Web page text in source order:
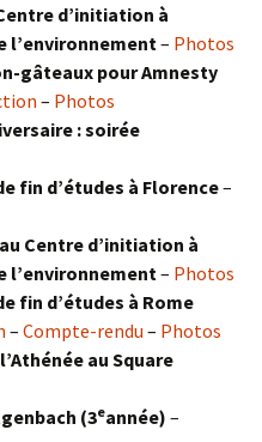
d’initiation à
l’environnement – Photos
gâteaux pour Amnesty
– Photos
: soirée
fin d’études à Florence–
Centre d’initiation à
l’environnement – Photos
fin d’études à Rome
– Compte-rendu – Photos
au Square
(3eannée) –